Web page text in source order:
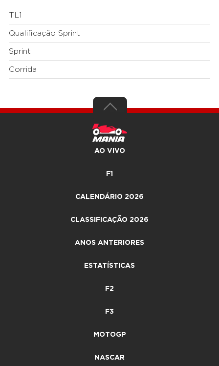
TL1
Qualificação Sprint
Sprint
Corrida
AO VIVO
F1
CALENDÁRIO 2026
CLASSIFICAÇÃO 2026
ANOS ANTERIORES
ESTATÍSTICAS
F2
F3
MOTOGP
NASCAR